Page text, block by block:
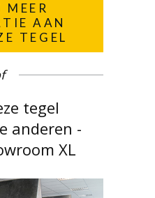
MEER
AAN
TEGEL
tegel
anderen -
XL